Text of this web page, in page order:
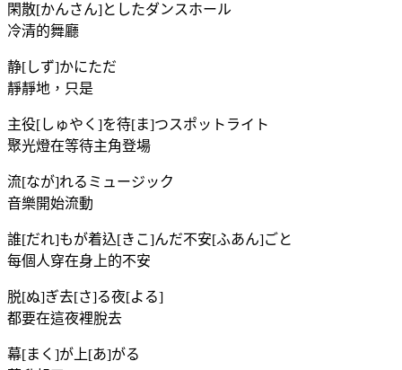
閑散[かんさん]としたダンスホール
冷清的舞廳
静[しず]かにただ
靜靜地，只是
主役[しゅやく]を待[ま]つスポットライト
聚光燈在等待主角登場
流[なが]れるミュージック
音樂開始流動
誰[だれ]もが着込[きこ]んだ不安[ふあん]ごと
每個人穿在身上的不安
脱[ぬ]ぎ去[さ]る夜[よる]
都要在這夜裡脫去
幕[まく]が上[あ]がる